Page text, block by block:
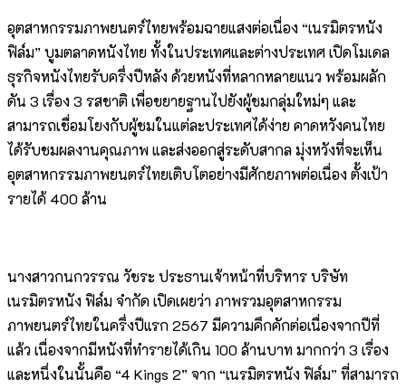
อุตสาหกรรมภาพยนตร์ไทยพร้อมฉายแสงต่อเนื่อง “เนรมิตรหนัง
ฟิล์ม” บูมตลาดหนังไทย ทั้งในประเทศและต่างประเทศ เปิดโมเดล
ธุรกิจหนังไทยรับครึ่งปีหลัง ด้วยหนังที่หลากหลายแนว พร้อมผลัก
ดัน 3 เรื่อง 3 รสชาติ เพื่อขยายฐานไปยังผู้ชมกลุ่มใหม่ๆ และ
สามารถเชื่อมโยงกับผู้ชมในแต่ละประเทศได้ง่าย คาดหวังคนไทย
ได้รับชมผลงานคุณภาพ และส่งออกสู่ระดับสากล มุ่งหวังที่จะเห็น
อุตสาหกรรมภาพยนตร์ไทยเติบโตอย่างมีศักยภาพต่อเนื่อง ตั้งเป้า
รายได้ 400 ล้าน
นางสาวกนกวรรณ วัชระ ประธานเจ้าหน้าที่บริหาร บริษัท
เนรมิตรหนัง ฟิล์ม จำกัด เปิดเผยว่า ภาพรวมอุตสาหกรรม
ภาพยนตร์ไทยในครึ่งปีแรก 2567 มีความคึกคักต่อเนื่องจากปีที่
แล้ว เนื่องจากมีหนังที่ทำรายได้เกิน 100 ล้านบาท มากกว่า 3 เรื่อง
และหนึ่งในนั้นคือ “4 Kings 2” จาก “เนรมิตรหนัง ฟิล์ม” ที่สามารถ